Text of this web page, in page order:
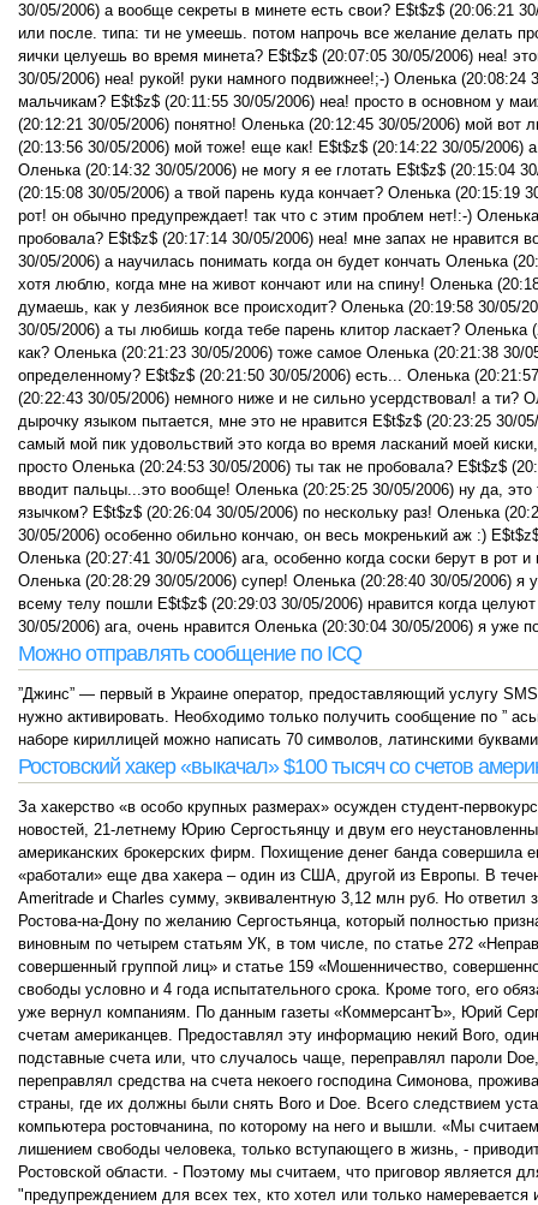
30/05/2006) а вообще секреты в минете есть свои? E$t$z$ (20:06:21
или после. типа: ти не умеешь. потом напрочь все желание делать
яички целуешь во время минета? E$t$z$ (20:07:05 30/05/2006) неа!
30/05/2006) неа! рукой! руки намного подвижнее!;-) Оленька (20:08:24
мальчикам? E$t$z$ (20:11:55 30/05/2006) неа! просто в основном у
(20:12:21 30/05/2006) понятно! Оленька (20:12:45 30/05/2006) мой вот
(20:13:56 30/05/2006) мой тоже! еще как! E$t$z$ (20:14:22 30/05/2006)
Оленька (20:14:32 30/05/2006) не могу я ее глотать E$t$z$ (20:15:04
(20:15:08 30/05/2006) а твой парень куда кончает? Оленька (20:15:19
рот! он обычно предупреждает! так что с этим проблем нет!:-)
пробовала? E$t$z$ (20:17:14 30/05/2006) неа! мне запах не нравится
30/05/2006) а научилась понимать когда он будет кончать Оленька
хотя люблю, когда мне на живот кончают или на спину! Оленька
думаешь, как у лезбиянок все происходит? Оленька (20:19:58 30/05/
30/05/2006) а ты любишь когда тебе парень клитор ласкает?
как? Оленька (20:21:23 30/05/2006) тоже самое Оленька (20:21:38 30/
определенному? E$t$z$ (20:21:50 30/05/2006) есть... Оленька
(20:22:43 30/05/2006) немного ниже и не сильно усердствовал! а ти?
дырочку языком пытается, мне это не нравится E$t$z$ (20:23:25 30/
самый мой пик удовольствий это когда во время ласканий моей
просто Оленька (20:24:53 30/05/2006) ты так не пробовала? E$t$z$
вводит пальцы...это вообще! Оленька (20:25:25 30/05/2006) ну да,
язычком? E$t$z$ (20:26:04 30/05/2006) по нескольку раз! Оленька
30/05/2006) особенно обильно кончаю, он весь мокренький аж :)
Оленька (20:27:41 30/05/2006) ага, особенно когда соски берут в рот
Оленька (20:28:29 30/05/2006) супер! Оленька (20:28:40 30/05/2006)
всему телу пошли E$t$z$ (20:29:03 30/05/2006) нравится когда
30/05/2006) ага, очень нравится Оленька (20:30:04 30/05/2006) я уже
Можно отправлять сообщение по ICQ
”Джинс” — первый в Украине оператор, предоставляющий услугу
нужно активировать. Необходимо только получить сообщение по ”
наборе кириллицей можно написать 70 символов, латинскими
Ростовский хакер «выкачал» $100 тысяч со счетов
За хакерство «в особо крупных размерах» осужден студент-
новостей, 21-летнему Юрию Сергостьянцу и двум его
американских брокерских фирм. Похищение денег банда совершила
«работали» еще два хакера – один из США, другой из Европы. В
Ameritrade и Charles сумму, эквивалентную 3,12 млн руб. Но ответил
Ростова-на-Дону по желанию Сергостьянца, который полностью
виновным по четырем статьям УК, в том числе, по статье 272
совершенный группой лиц» и статье 159 «Мошенничество,
свободы условно и 4 года испытательного срока. Кроме того, его
уже вернул компаниям. По данным газеты «КоммерсантЪ», Юрий
счетам американцев. Предоставлял эту информацию некий Boro,
подставные счета или, что случалось чаще, переправлял пароли
переправлял средства на счета некоего господина Симонова,
страны, где их должны были снять Boro и Doe. Всего следствием
компьютера ростовчанина, по которому на него и вышли. «Мы
лишением свободы человека, только вступающего в жизнь, -
Ростовской области. - Поэтому мы считаем, что приговор является
"предупреждением для всех тех, кто хотел или только